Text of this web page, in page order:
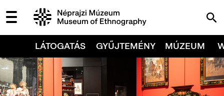
LÁTOGATÁS GYŰJTEMÉNY MÚZEUM